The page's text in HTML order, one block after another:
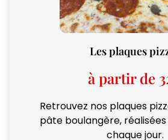
Les plaques
à partir de
Retrouvez nos plaques
pâte boulangère,
chaque jour.